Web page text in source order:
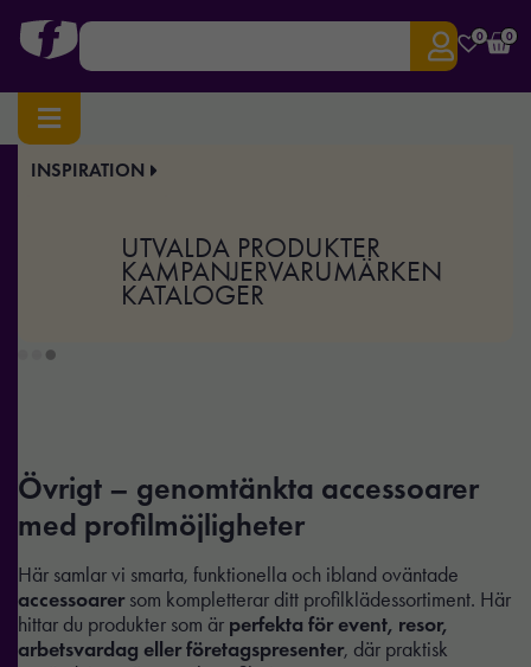
0 0
INSPIRATION
UTVALDA PRODUKTER
KAMPANJERVARUMÄRKEN
KATALOGER
Hem/Profilkläder
Övrigt
Övrigt – genomtänkta accessoarer
med profilmöjligheter
Här samlar vi smarta, funktionella och ibland oväntade
accessoarersom kompletterar ditt profilklädessortiment. Här
hittar du produkter som är perfekta för event, resor,
arbetsvardag eller företagspresenter, där praktisk